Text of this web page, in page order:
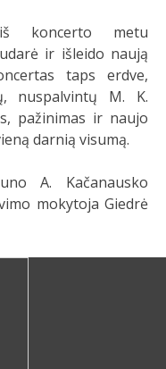
koncerto metu
ir išleido naują
taps erdve,
nuspalvintų M. K.
pažinimas ir naujo
darnią visumą.
A. Kačanausko
mokytoja Giedrė